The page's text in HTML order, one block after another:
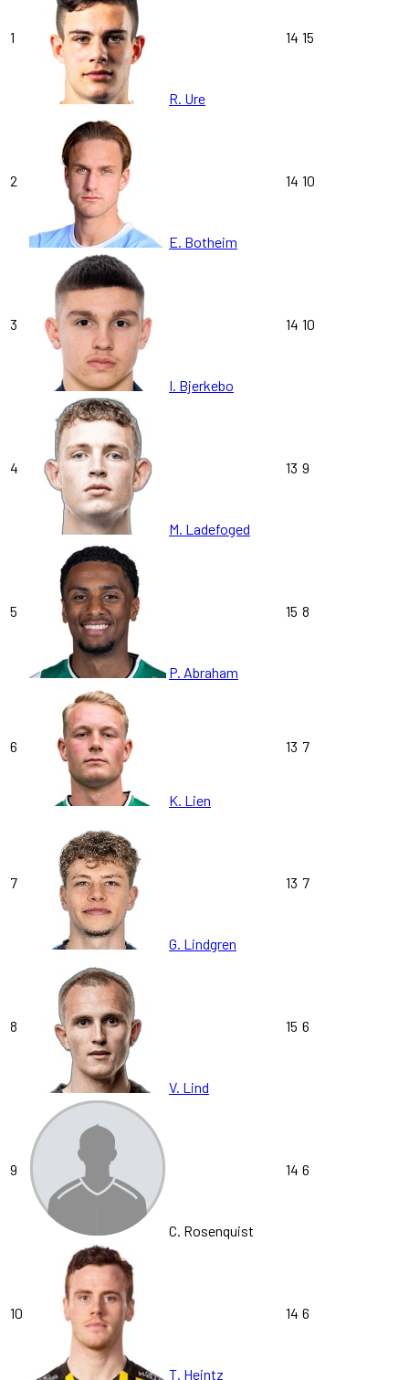
1
R. Ure
14 15
2
E. Botheim
14 10
3
I. Bjerkebo
14 10
4
M. Ladefoged
13 9
5
P. Abraham
15 8
6
K. Lien
13 7
7
G. Lindgren
13 7
8
V. Lind
15 6
9
C. Rosenquist
14 6
10
T. Heintz
14 6